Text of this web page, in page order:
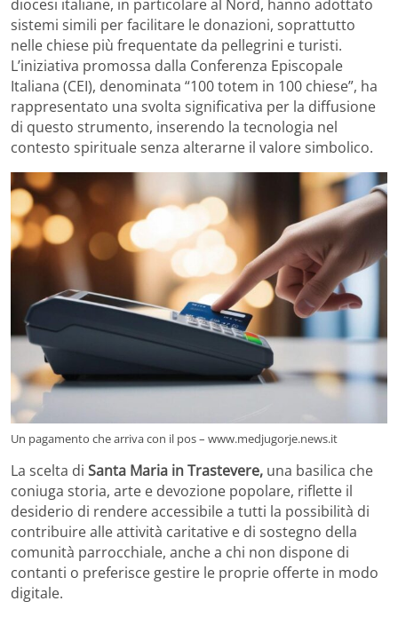
diocesi italiane, in particolare al Nord, hanno adottato
sistemi simili per facilitare le donazioni, soprattutto
nelle chiese più frequentate da pellegrini e turisti.
L’iniziativa promossa dalla Conferenza Episcopale
Italiana (CEI), denominata “100 totem in 100 chiese”, ha
rappresentato una svolta significativa per la diffusione
di questo strumento, inserendo la tecnologia nel
contesto spirituale senza alterarne il valore simbolico.
Un pagamento che arriva con il pos – www.medjugorje.news.it
La scelta di Santa Maria in Trastevere, una basilica che
coniuga storia, arte e devozione popolare, riflette il
desiderio di rendere accessibile a tutti la possibilità di
contribuire alle attività caritative e di sostegno della
comunità parrocchiale, anche a chi non dispone di
contanti o preferisce gestire le proprie offerte in modo
digitale.